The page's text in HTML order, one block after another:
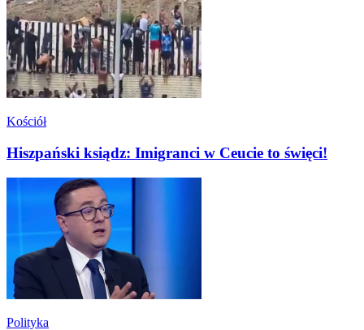
Kościół
Hiszpański ksiądz: Imigranci w Ceucie to święci!
Polityka